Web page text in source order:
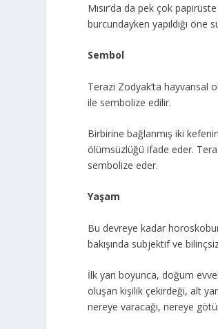
Mısır’da da pek çok
burcundayken yapıldığı öne
Sembol
Terazi Zodyak’ta hayvansal
ile sembolize edilir.
Birbirine bağlanmış iki
ölümsüzlüğü ifade eder.
sembolize eder.
Yaşam
Bu devreye kadar
bakışında subjektif ve
İlk yarı boyunca, doğum
oluşan kişilik çekirdeği, alt
nereye varacağı, nereye